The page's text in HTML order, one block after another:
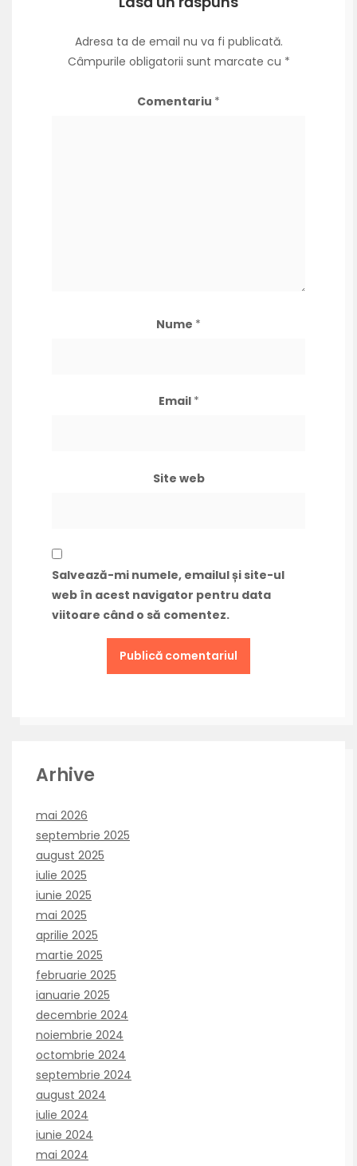
Adresa ta de email nu va fi publicată.
Câmpurile obligatorii sunt marcate cu *
Comentariu *
Nume *
Email *
Site web
Salvează-mi numele, emailul și site-ul
web în acest navigator pentru data
viitoare când o să comentez.
Arhive
mai 2026
septembrie 2025
august 2025
iulie 2025
iunie 2025
mai 2025
aprilie 2025
martie 2025
februarie 2025
ianuarie 2025
decembrie 2024
noiembrie 2024
octombrie 2024
septembrie 2024
august 2024
iulie 2024
iunie 2024
mai 2024